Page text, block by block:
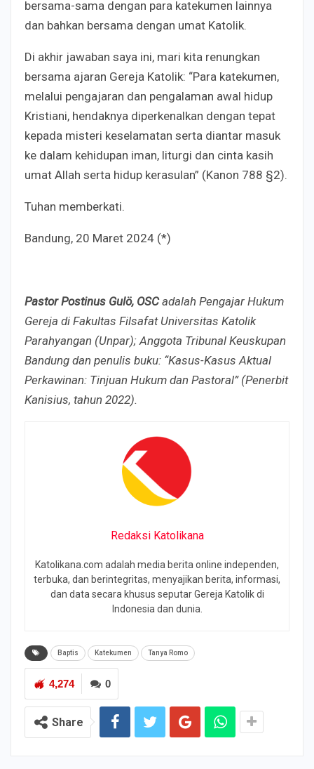
bersama-sama dengan para katekumen lainnya
dan bahkan bersama dengan umat Katolik.
Di akhir jawaban saya ini, mari kita renungkan
bersama ajaran Gereja Katolik: “Para katekumen,
melalui pengajaran dan pengalaman awal hidup
Kristiani, hendaknya diperkenalkan dengan tepat
kepada misteri keselamatan serta diantar masuk
ke dalam kehidupan iman, liturgi dan cinta kasih
umat Allah serta hidup kerasulan” (Kanon 788 §2).
Tuhan memberkati.
Bandung, 20 Maret 2024 (*)
Pastor Postinus Gulö, OSCadalah Pengajar Hukum
Gereja di Fakultas Filsafat Universitas Katolik
Parahyangan (Unpar); Anggota Tribunal Keuskupan
Bandung dan penulis buku: “Kasus-Kasus Aktual
Perkawinan: Tinjuan Hukum dan Pastoral” (Penerbit
Kanisius, tahun 2022).
Redaksi Katolikana
Katolikana.com adalah media berita online independen,
terbuka, dan berintegritas, menyajikan berita, informasi,
dan data secara khusus seputar Gereja Katolik di
Indonesia dan dunia.
Baptis Katekumen Tanya Romo
0
4,274
Share